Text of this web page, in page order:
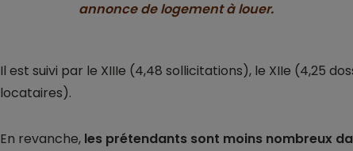
annonce de logement à louer.
Il est suivi par le XIIIe (4,48 sollicitations), le XIIe (4,25
locataires).
En revanche, les prétendants sont moins nombreux